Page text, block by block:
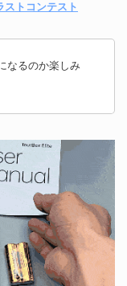
トコンテスト
なるのか楽しみ